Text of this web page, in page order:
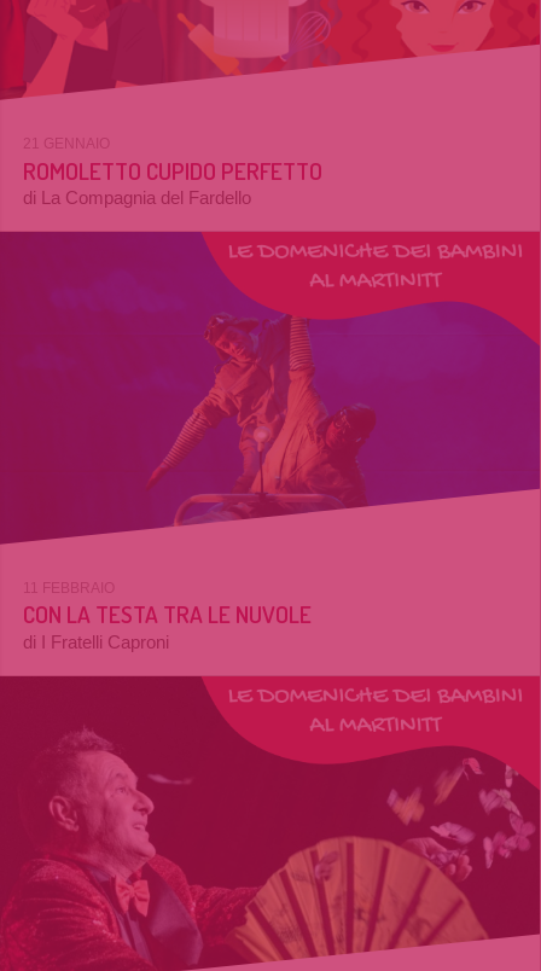
21 GENNAIO
ROMOLETTO CUPIDO PERFETTO
di La Compagnia del Fardello
11 FEBBRAIO
CON LA TESTA TRA LE NUVOLE
di I Fratelli Caproni